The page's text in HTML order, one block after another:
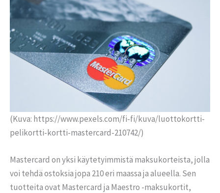
(Kuva: https://www.pexels.com/fi-fi/kuva/luottokortti-
pelikortti-kortti-mastercard-210742/)
Mastercard on yksi käytetyimmistä maksukorteista, jolla
voi tehdä ostoksia jopa 210 eri maassa ja alueella. Sen
tuotteita ovat Mastercard ja Maestro -maksukortit,